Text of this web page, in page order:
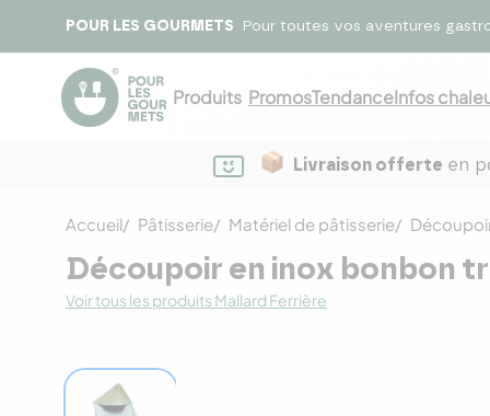
POUR LES GOURMETS Pour toutes vos aventures
Produits PromosTendanceInfos
Livraison offerte en
Accueil Pâtisserie Matériel de pâtisserie
Découpoir en inox bonbon
Voir tous les produits Mallard Ferrière